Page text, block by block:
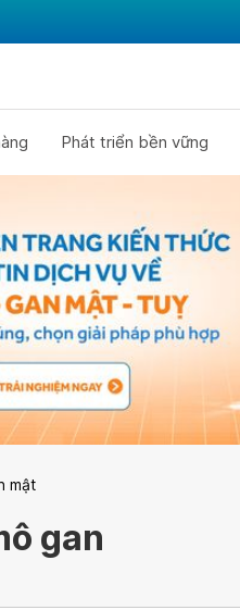
Phát triển bền vững
mật
gan